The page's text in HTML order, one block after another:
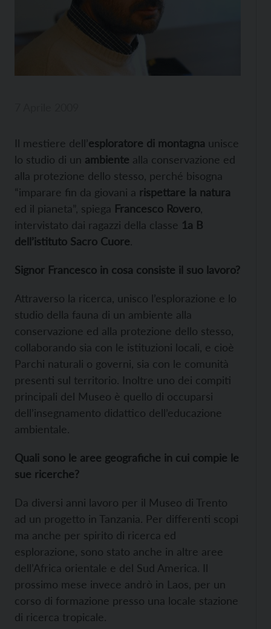
Il mestiere dell’esploratore di montagna unisce
lo studio di un ambiente alla conservazione ed
alla protezione dello stesso, perché bisogna
“imparare fin da giovani a rispettare la natura
ed il pianeta”, spiega Francesco Rovero
intervistato dai ragazzi della classe 1a B
dell’istituto Sacro Cuore.
Signor Francesco in cosa consiste il suo lavoro?
Attraverso la ricerca, unisco l’esplorazione e lo
studio della fauna di un ambiente alla
conservazione ed alla protezione dello stesso,
collaborando sia con le istituzioni locali, e cioè
Parchi naturali o governi, sia con le comunità
presenti sul territorio. Inoltre uno dei compiti
principali del Museo è quello di occuparsi
dell’insegnamento didattico dell’educazione
ambientale.
Quali sono le aree geografiche in cui compie le
sue ricerche?
Da diversi anni lavoro per il Museo di Trento
ad un progetto in Tanzania. Per differenti scopi
ma anche per spirito di ricerca ed
esplorazione, sono stato anche in altre aree
dell’Africa orientale e del Sud America. Il
prossimo mese invece andrò in Laos, per un
corso di formazione presso una locale stazione
di ricerca tropicale.